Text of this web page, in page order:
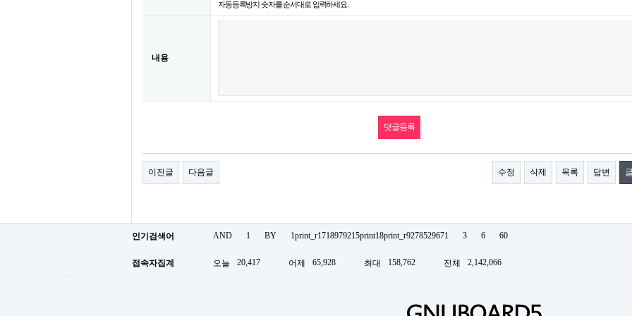
자동등록방지 숫자를 순서대로 입력하세요.
내용
이전글 다음글 수정 삭제 목록 답변
인기검색어 AND 1 BY 1print_r1718979215print18print_r9278529671 3 6 60
접속자집계 오늘 20,417 어제 65,928 최대 158,762 전체 2,142,066